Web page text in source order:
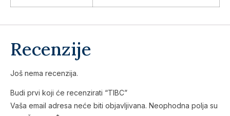
Recenzije
Još nema recenzija.
Budi prvi koji će recenzirati “TIBC”
Vaša email adresa neće biti objavljivana. Neophodna polja su